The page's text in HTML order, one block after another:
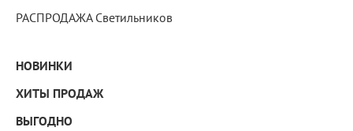
РАСПРОДАЖА Светильников
НОВИНКИ
ХИТЫ ПРОДАЖ
ВЫГОДНО